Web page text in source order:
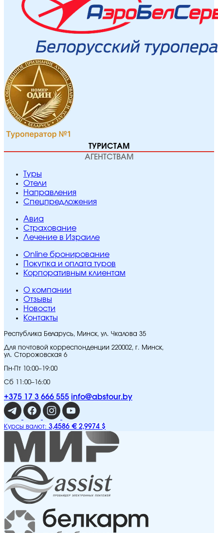
ТУРИСТАМ
АГЕНТСТВАМ
Туры
Отели
Направления
Спецпредложения
Авиа
Страхование
Лечение в Израиле
Online бронирование
Покупка и оплата туров
Корпоративным клиентам
O компании
Отзывы
Новости
Контакты
Республика Беларусь, Минск, ул. Чкалова 35
Для почтовой корреспонденции 220002, г. Минск,
ул. Сторожовская 6
Пн-Пт 10:00–19:00
Сб 11:00–16:00
+375 17 3 666 555 info@abstour.by
Курсы валют: 3,4586 € 2,9974 $